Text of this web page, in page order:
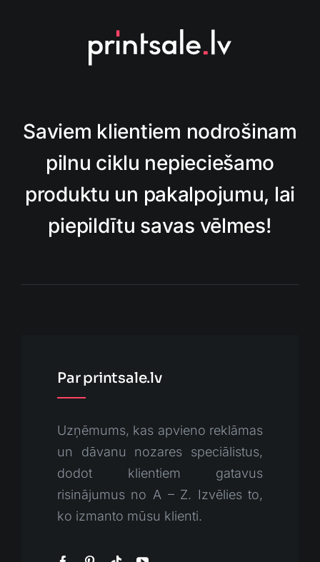
Saviem klientiem nodrošinam
pilnu ciklu nepieciešamo
produktu un pakalpojumu, lai
piepildītu savas vēlmes!
Par printsale.lv
Uzņēmums, kas apvieno reklāmas
un dāvanu nozares speciālistus,
dodot klientiem gatavus
risinājumus no A – Z. Izvēlies to,
ko izmanto mūsu klienti.